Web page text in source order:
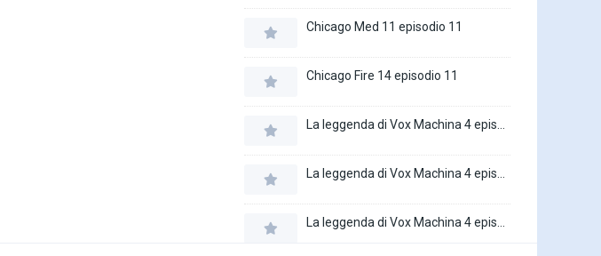
Chicago Med 11 episodio 11
Chicago Fire 14 episodio 11